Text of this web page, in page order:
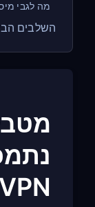
מה לגבי
השלבים